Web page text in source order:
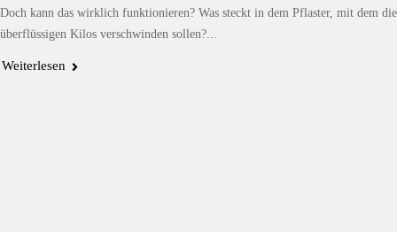
Doch kann das wirklich funktionieren? Was steckt in dem Pflaster, mit dem die
überflüssigen Kilos verschwinden sollen?...
Weiterlesen